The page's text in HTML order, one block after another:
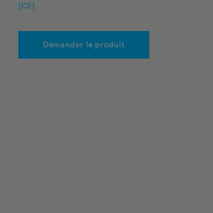
(CE)
Demander le produit